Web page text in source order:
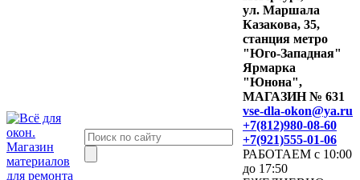
ул. Маршала
Казакова, 35,
станция метро
"Юго-Западная"
Ярмарка
"Юнона",
МАГАЗИН № 631
vse-dla-okon@ya.ru
+7(812)980-08-60
+7(921)555-01-06
РАБОТАЕМ с 10:00
до 17:50